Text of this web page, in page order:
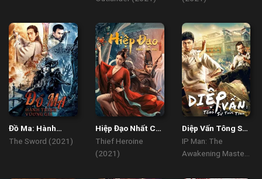
Đồ Ma: Hành
Trình Vương Giả
The Sword (2021)
Hiệp Đạo Nhất Chi
Mai
Thief Heroine
(2021)
Diệp Vấn Tông Sư
Thức Tỉnh
IP Man: The
Awakening Master